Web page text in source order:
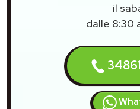
il
dalle 8:30